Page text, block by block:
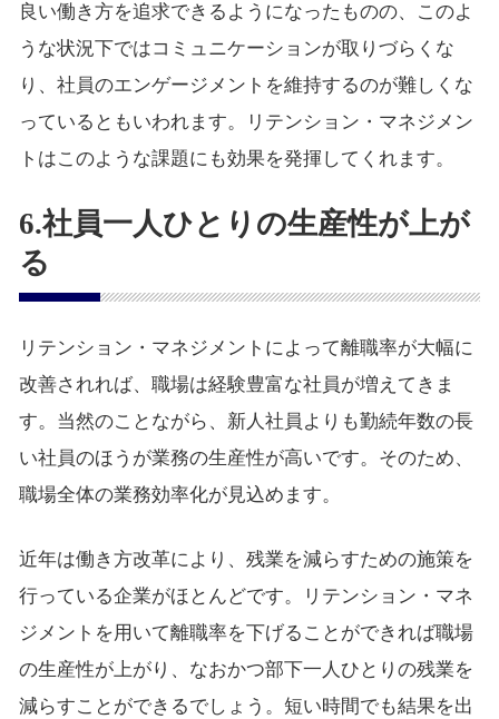
良い働き方を追求できるようになったものの、このよ
うな状況下ではコミュニケーションが取りづらくな
り、社員のエンゲージメントを維持するのが難しくな
っているともいわれます。リテンション・マネジメン
トはこのような課題にも効果を発揮してくれます。
6.社員一人ひとりの生産性が上が
る
リテンション・マネジメントによって離職率が大幅に
改善されれば、職場は経験豊富な社員が増えてきま
す。当然のことながら、新人社員よりも勤続年数の長
い社員のほうが業務の生産性が高いです。そのため、
職場全体の業務効率化が見込めます。
近年は働き方改革により、残業を減らすための施策を
行っている企業がほとんどです。リテンション・マネ
ジメントを用いて離職率を下げることができれば職場
の生産性が上がり、なおかつ部下一人ひとりの残業を
減らすことができるでしょう。短い時間でも結果を出